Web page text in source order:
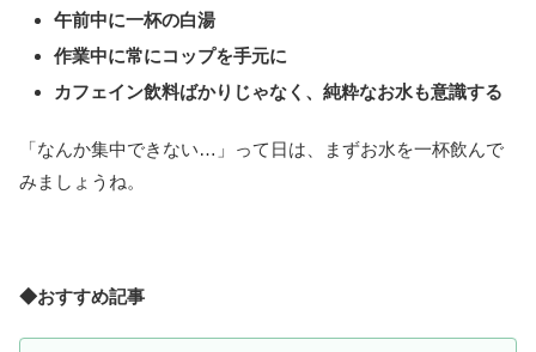
午前中に一杯の白湯
作業中に常にコップを手元に
カフェイン飲料ばかりじゃなく、純粋なお水も意識する
「なんか集中できない…」って日は、まずお水を一杯飲んで
みましょうね。
◆おすすめ記事